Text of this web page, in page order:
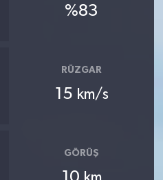
%83
RÜZGAR
15 km/s
GÖRÜŞ